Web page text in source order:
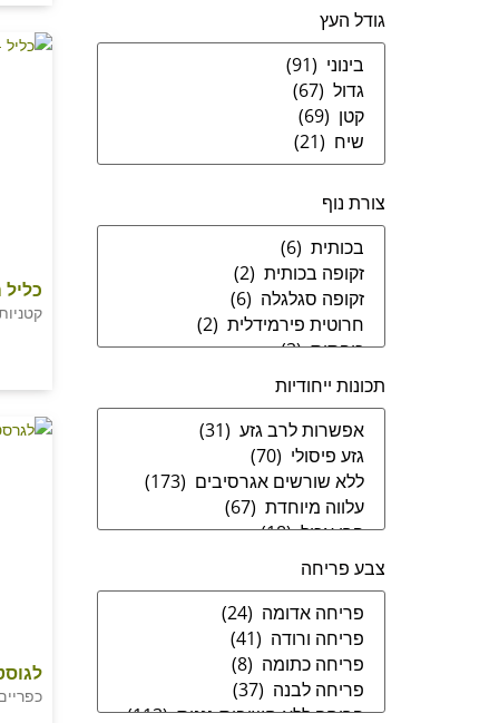
גודל העץ
צורת נוף
תכונות ייחודיות
צבע פריחה